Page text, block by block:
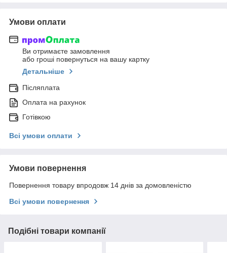
Умови оплати
Ви отримаєте замовлення
або гроші повернуться на вашу картку
Детальніше
Післяплата
Оплата на рахунок
Готівкою
Всі умови оплати
Умови повернення
Повернення товару впродовж 14 днів за домовленістю
Всі умови повернення
Подібні товари компанії